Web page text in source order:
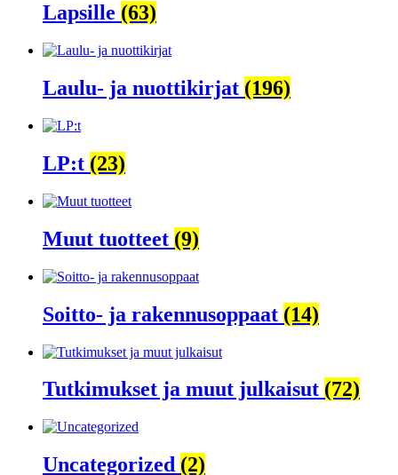
Lapsille (63)
Laulu- ja nuottikirjat (196)
LP:t (23)
Muut tuotteet (9)
Soitto- ja rakennusoppaat (14)
Tutkimukset ja muut julkaisut (72)
Uncategorized (2)